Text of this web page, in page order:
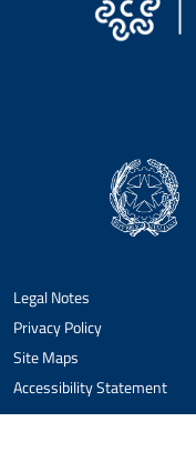
Legal Notes
Privacy Policy
Site Maps
Accessibility Statement